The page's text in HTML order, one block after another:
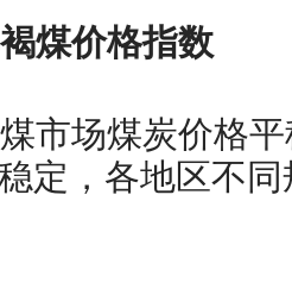
煤价格指数
市场煤炭价格
定，各地区不